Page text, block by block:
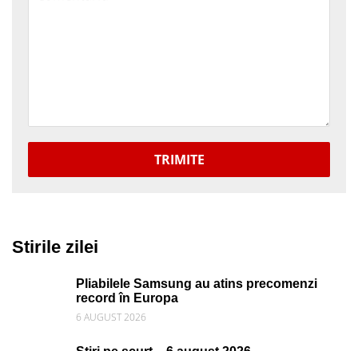
TRIMITE
Stirile zilei
Pliabilele Samsung au atins precomenzi
record în Europa
6 AUGUST 2026